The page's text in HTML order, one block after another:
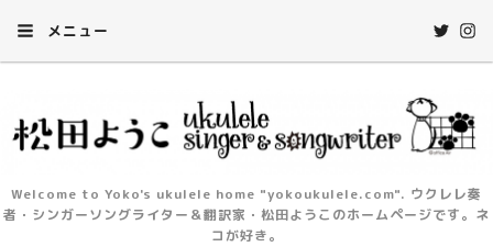
メニュー
Welcome to Yoko's ukulele home "yokoukulele.com". ウクレレ奏
者・シンガーソングライター＆翻訳家・松田ようこのホームページです。ネ
コが好き。